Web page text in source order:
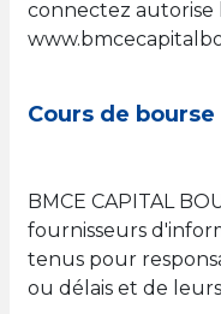
connectez autorise
Cours de bourse
BMCE CAPITAL
fournisseurs
tenus pour
ou délais et de